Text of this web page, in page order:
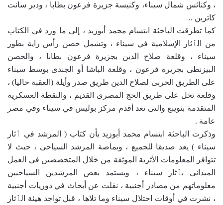
، وكنائس شمال سيناء، وكنيسة جزيرة فرعون بطابا ، ودير سانت
كاترين ..
كما تطرقت الباحثة ابتسام محمد أبوزيد ، إلى ما ورد في الكتاب
من الٱثار الإسلامية في سيناء ، وتشمل حصن رأس راية بطور
سيناء ، وقلعة صلاح الدين بجزيرة فرعون بطابا ، والحصن
البيزنطى بجزيرة فرعون ، وقلعة الباشا أو الجندى بوسط سيناء
على الطريق الحربى لصلاح الدين طريق صدر وأيلة (العقبة حاليا) ،
وقلعة نخل على طريق الحج المصرى القديم ، والنقطة العسكرية
المتقدمة بنويبع والتى تعد أقدم مركز بوليس في سيناء وفي مصر
عامة .
وذكرت الباحثة ابتسام محمد أبوزيد بأن كتاب ( المرشد في ٱثار
سيناء ) يعد صديقا للجميع ، وبماصة المرشد السياحى ، حيث لا
تتوافر المعلومات الأثرية الموثقة من خلال المتخصصين في العمل
الميدانى بٱثار سيناء ، ويستمد بعض المرشدين السياحيين
معلوماتهم من مصادر أجنبية ، نقلت عن أبحاث في دوريات أجنبية
، نشرت في أوقات احتلال سيناء وما تلاها ، قبل تواجد هيئة الٱثار